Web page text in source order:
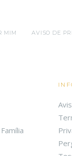
MIM AVISO DE